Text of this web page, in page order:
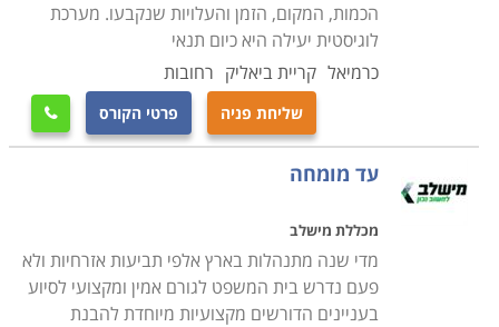
הכמות, המקום, הזמן והעלויות שנקבעו. מערכת
לוגיסטית יעילה היא כיום תנאי
כרמיאל קריית ביאליק רחובות
שליחת פניה פרטי הקורס 
עד מומחה
מכללת מישלב
מדי שנה מתנהלות בארץ אלפי תביעות אזרחיות ולא
פעם נדרש בית המשפט לגורם אמין ומקצועי לסיוע
בעניינים הדורשים מקצועיות מיוחדת להבנת